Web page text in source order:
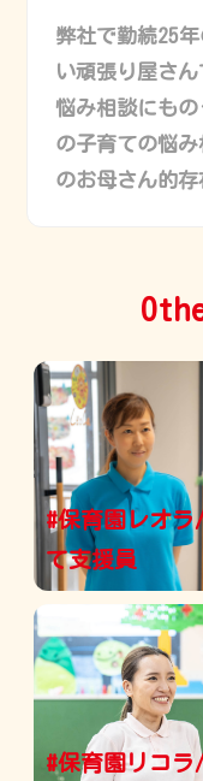
弊社で勤続25
い頑張り屋さ
悩み相談にも
の子育ての悩
のお母さん的存
#保育園レオラ
て支援員
#保育園リコラ